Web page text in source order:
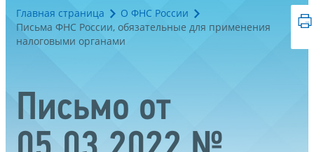
Главная страница
О ФНС России
Письма ФНС России, обязательные для применения
налоговыми органами
Письмо от